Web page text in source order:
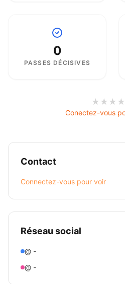
0
PASSES DÉCISIVES
★ ★ ★ ★
Conectez-vous
Contact
Connectez-vous pour voir
Réseau social
@ -
@ -